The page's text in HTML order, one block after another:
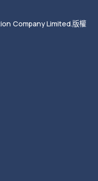
Company Limited.版權